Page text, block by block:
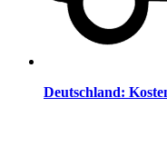
Deutschland: